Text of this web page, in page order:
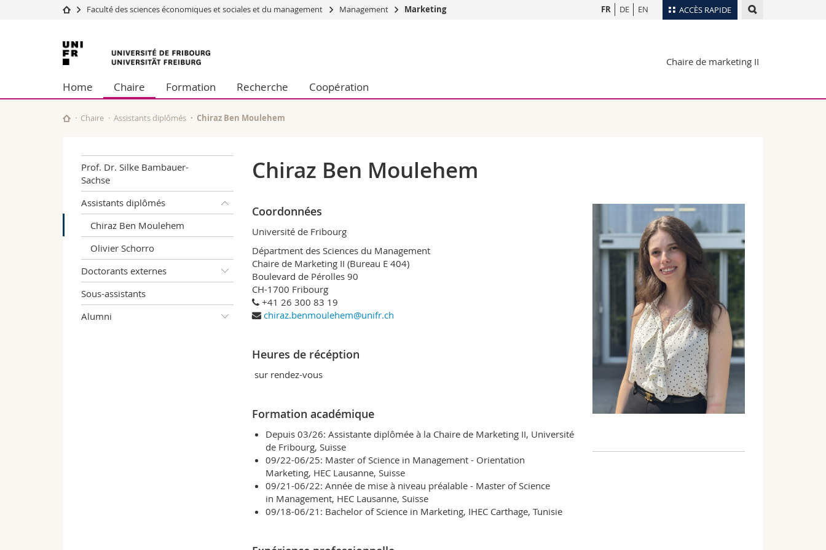
ACCÈS RAPIDE
Université
Recherche
Université
Formation continue
Sciences économiques et sociales et management
Lettres et sciences humaines
Sciences de l'éducation et de la formation
Chercheurs
Plan d'accès
Webmail
FR DE EN
Faculté des sciences économiques et sociales et du management Management Marketing
Université
de
Fribourg
Chaire de marketing II
Home Chaire Formation Recherche Coopération
Chaire Assistants diplômés Chiraz Ben Moulehem
Prof. Dr. Silke Bambauer-
Sachse
Assistants diplômés
Chiraz Ben Moulehem
Olivier Schorro
Doctorants externes
Sous-assistants
Alumni
Chiraz Ben Moulehem
Coordonnées
Université de Fribourg
Départment des Sciences du Management
Chaire de Marketing II (Bureau E 404)
Boulevard de Pérolles 90
CH-1700 Fribourg
+41 26 300 83 19
chiraz.benmoulehem@unifr.ch
Heures de récéption
sur rendez-vous
Formation académique
Depuis 03/26: Assistante diplômée à la Chaire de Marketing II, Université
de Fribourg, Suisse
09/22-06/25: Master of Science in Management - Orientation
Marketing, HEC Lausanne, Suisse
09/21-06/22: Année de mise à niveau préalable - Master of Science
in Management, HEC Lausanne, Suisse
09/18-06/21: Bachelor of Science in Marketing, IHEC Carthage, Tunisie